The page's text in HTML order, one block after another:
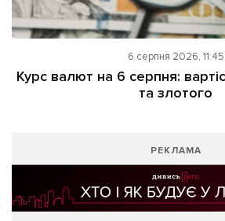
6 серпня 2026, 11:45
Курс валют на 6 серпня:
та злотого
РЕКЛАМА